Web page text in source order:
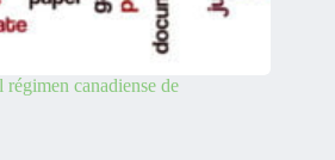
canadiense de